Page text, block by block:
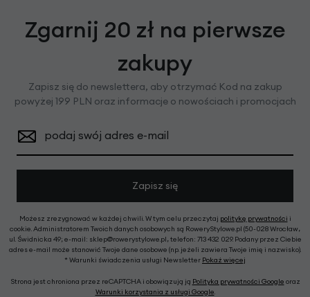
Zgarnij 20 zł na pierwsze
zakupy
Zapisz się do newslettera, aby otrzymać Kod na zakup
powyżej 199 PLN oraz informacje o nowościach i promocjach
podaj swój adres e-mail
Zapisz się
Możesz zrezygnować w każdej chwili. W tym celu przeczytaj politykę prywatności i
cookie. Administratorem Twoich danych osobowych są RoweryStylowe.pl (50-028 Wrocław,
ul. Świdnicka 49; e-mail: sklep@rowerystylowe.pl, telefon: 713 432 029. Podany przez Ciebie
adres e-mail może stanowić Twoje dane osobowe (np. jeżeli zawiera Twoje imię i nazwisko).
* Warunki świadczenia usługi Newsletter Pokaż więcej
Strona jest chroniona przez reCAPTCHA i obowiązują ją Polityka prywatności Google oraz
Warunki korzystania z usługi Google